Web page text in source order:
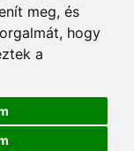
meg, és
hogy
a